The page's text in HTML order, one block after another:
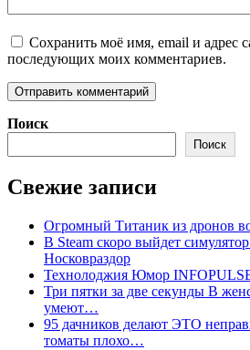
Сохранить моё имя, email и адрес
последующих моих комментариев.
Поиск
Поиск
Свежие записи
Огромный Титаник из дронов
В Steam скоро выйдет
Носковраздор
Технолоджия Юмор
Три пятки за две секунды В
умеют…
95 дачников делают ЭТО
томаты плохо…